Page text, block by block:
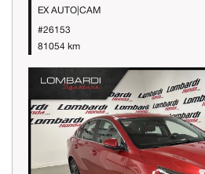
EX AUTO|CAM
#26153
81054 km